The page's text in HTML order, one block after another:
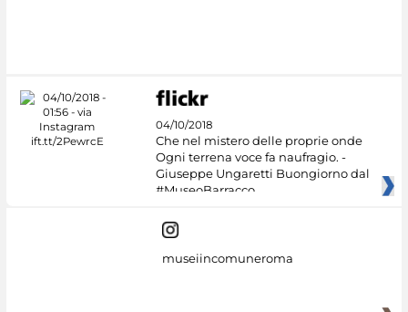
04/10/2018
Che nel mistero delle proprie onde
Ogni terrena voce fa naufragio. -
Giuseppe Ungaretti Buongiorno dal
#MuseoBarracco
museiincomuneroma